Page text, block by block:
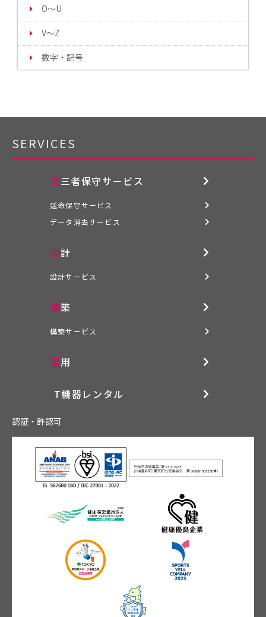
O～U
V～Z
数字・記号
SERVICES
第三者保守サービス
延命保守サービス
データ消去サービス
設計
設計サービス
構築
構築サービス
運用
IT機器レンタル
認証・許認可